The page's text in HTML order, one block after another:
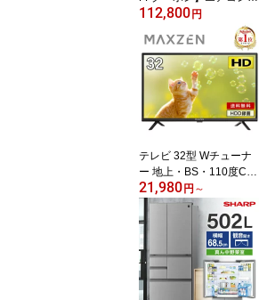
4畳 工事費込み【選べる
セット★ 工事セット〜延
長保証と工事セット】メ
ーカーおまかせ ダイキン
DAIKIN 三菱重工 GENE
RAL SHARP シャープ 日
立 東芝 Panasonic パナ
ソニック エクプラ特選 2
定商品】
112,800 円
テレビ 32型 Wチューナ
ー 地上・BS・110度CS
デジタル VAパネル 壁掛
け対応 ゲームモード搭載
外付けHDD録画機能 ハ
イビジョン HDMI2系統
メーカー1年保証 液晶テ
レビ MAXZEN マクスゼ
ン J32CH06 エクプラ特
21,980 円 ～